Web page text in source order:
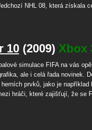
NHL 08, která získala
10(2009) Xbox
simulace FIFA na vás
ale i celá řada novinek.
prvků, jako je například
hráči, které zajišťují, že se